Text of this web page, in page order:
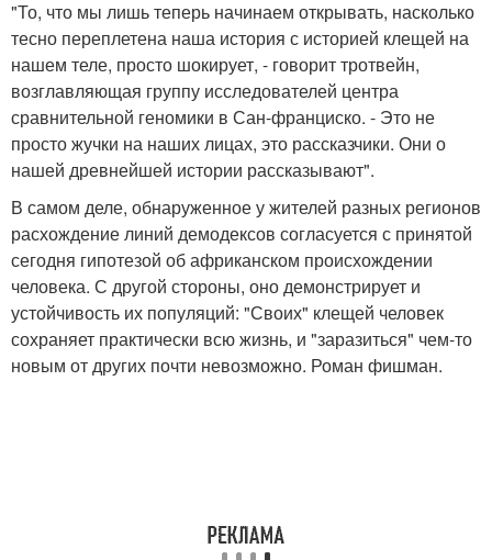
"То, что мы лишь теперь начинаем открывать, насколько
тесно переплетена наша история с историей клещей на
нашем теле, просто шокирует, - говорит тротвейн,
возглавляющая группу исследователей центра
сравнительной геномики в Сан-франциско. - Это не
просто жучки на наших лицах, это рассказчики. Они о
нашей древнейшей истории рассказывают".
В самом деле, обнаруженное у жителей разных регионов
расхождение линий демодексов согласуется с принятой
сегодня гипотезой об африканском происхождении
человека. С другой стороны, оно демонстрирует и
устойчивость их популяций: "Своих" клещей человек
сохраняет практически всю жизнь, и "заразиться" чем-то
новым от других почти невозможно. Роман фишман.